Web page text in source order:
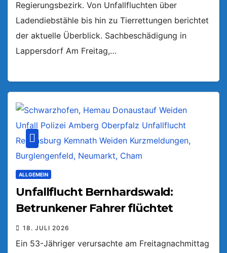
Regierungsbezirk. Von Unfallfluchten über
Ladendiebstähle bis hin zu Tierrettungen berichtet
der aktuelle Überblick. Sachbeschädigung in
Lappersdorf Am Freitag,…
ALLGEMEIN
Unfallflucht Bernhardswald:
Betrunkener Fahrer flüchtet
18. JULI 2026
Ein 53-Jähriger verursachte am Freitagnachmittag